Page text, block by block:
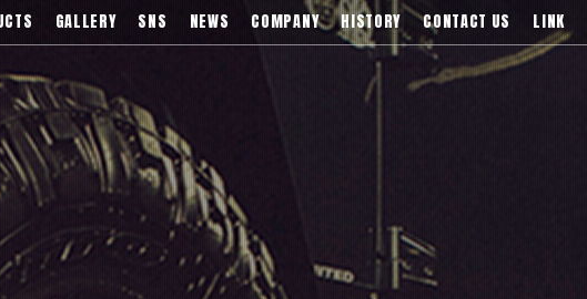
ブランドアルミホイールの販売、輸入総代理店
GALLERY SNS NEWS COMPANY HISTORY CONTACT US LINK